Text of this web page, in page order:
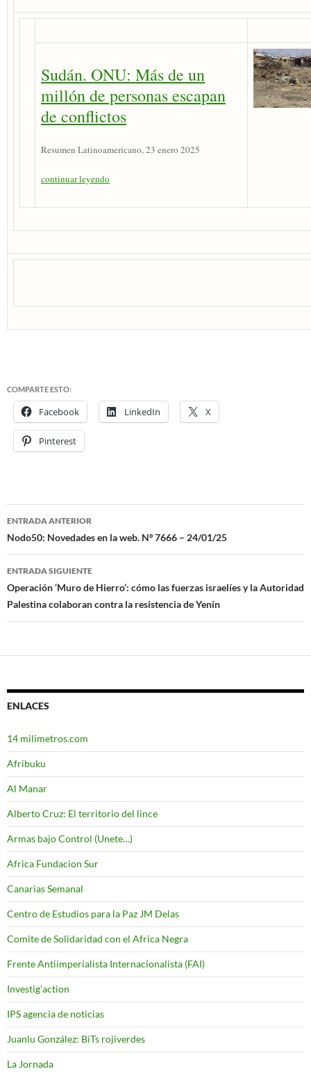
Sudán. ONU: Más de un
millón de personas escapan
de conflictos
Resumen Latinoamericano, 23 enero 2025
continuar leyendo
COMPARTE ESTO:
Facebook LinkedIn X
Pinterest
Navegación
de
entradas
ENTRADA ANTERIOR
Nodo50: Novedades en la web. Nº 7666 – 24/01/25
ENTRADA SIGUIENTE
Operación ‘Muro de Hierro’: cómo las fuerzas israelíes y la Autoridad
Palestina colaboran contra la resistencia de Yenín
ENLACES
14 milimetros.com
Afribuku
Al Manar
Alberto Cruz: El territorio del lince
Armas bajo Control (Unete…)
Africa Fundacion Sur
Canarias Semanal
Centro de Estudios para la Paz JM Delas
Comite de Solidaridad con el Africa Negra
Frente Antiimperialista Internacionalista (FAI)
Investig'action
IPS agencia de noticias
Juanlu González: BiTs rojiverdes
La Jornada